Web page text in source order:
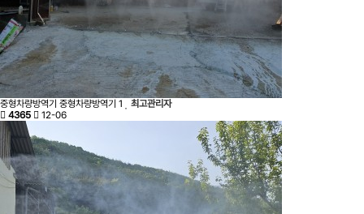
중형차량방역기 중형차량방역기 1
최고관리자
4365
12-06